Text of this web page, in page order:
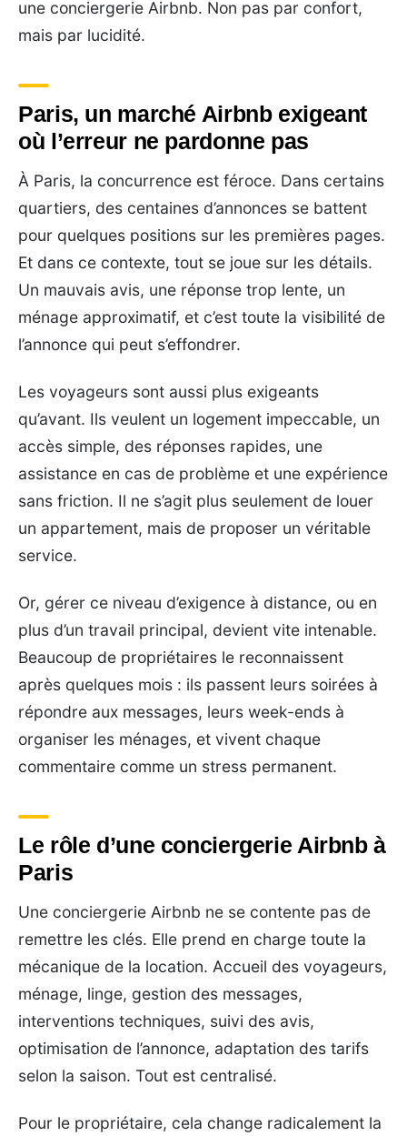
une conciergerie Airbnb. Non pas par confort,
mais par lucidité.
Paris, un marché Airbnb exigeant
où l’erreur ne pardonne pas
À Paris, la concurrence est féroce. Dans certains
quartiers, des centaines d’annonces se battent
pour quelques positions sur les premières pages.
Et dans ce contexte, tout se joue sur les détails.
Un mauvais avis, une réponse trop lente, un
ménage approximatif, et c’est toute la visibilité de
l’annonce qui peut s’effondrer.
Les voyageurs sont aussi plus exigeants
qu’avant. Ils veulent un logement impeccable, un
accès simple, des réponses rapides, une
assistance en cas de problème et une expérience
sans friction. Il ne s’agit plus seulement de louer
un appartement, mais de proposer un véritable
service.
Or, gérer ce niveau d’exigence à distance, ou en
plus d’un travail principal, devient vite intenable.
Beaucoup de propriétaires le reconnaissent
après quelques mois : ils passent leurs soirées à
répondre aux messages, leurs week-ends à
organiser les ménages, et vivent chaque
commentaire comme un stress permanent.
Le rôle d’une conciergerie Airbnb à
Paris
Une conciergerie Airbnb ne se contente pas de
remettre les clés. Elle prend en charge toute la
mécanique de la location. Accueil des voyageurs,
ménage, linge, gestion des messages,
interventions techniques, suivi des avis,
optimisation de l’annonce, adaptation des tarifs
selon la saison. Tout est centralisé.
Pour le propriétaire, cela change radicalement la